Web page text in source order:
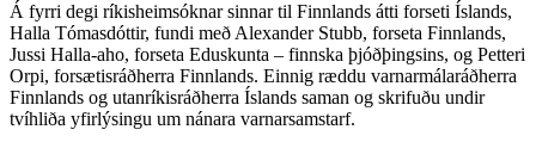
Á fyrri degi ríkisheimsóknar sinnar til Finnlands átti forseti Íslands,
Halla Tómasdóttir, fundi með Alexander Stubb, forseta Finnlands,
Jussi Halla-aho, forseta Eduskunta – finnska þjóðþingsins, og Petteri
Orpi, forsætisráðherra Finnlands. Einnig ræddu varnarmálaráðherra
Finnlands og utanríkisráðherra Íslands saman og skrifuðu undir
tvíhliða yfirlýsingu um nánara varnarsamstarf.​​​​‌ ‍ ​‍​‍‌‍ ‌ ​‍‌‍‍‌‌‍‌ ‌‍‍‌‌‍ ‍​‍​‍​ ‍‍​‍​‍‌ ​ ‌‍​‌‌‍ ‍‌‍‍‌‌ ‌​‌ ‍‌​‍ ‍‌‍‍‌‌‍ ​‍​‍​‍ ​​‍​‍‌‍‍​‌ ​‍‌‍‌‌‌‍‌‍​‍​‍​ ‍‍​‍​‍‌‍‍​‌ ‌​‌ ‌​‌ ​​‌ ​ ​‍ ​‍ ‌‍‌‍‌‍ ‌ ​‍‌ ​ ‌‍‌‌‌ ‌​‌‍‍‌​‍ ‌‌‍‍‌‌ ​ ‌‍ ​‌‍​‌‌‍ ‍‌‍‌​‌ ​ ​‍ ‍‌ ‌‍‌‍‌‌‌ ​‍‌‍​ ‌‍‌‌‌‍ ​​‍ ‍‌‍​‌‌ ​​‌ ​​​‍ ‌ ​ ‌ ‌​‌ ‌‌‌‍‌​‌‍‍‌‌‍ ​‍ ‌‍‍‌‌‍ ‍‌ ‌​‌‍‌‌‌‍ ‍‌ ‌​​‍ ‌‍‌‌‌‍‌​‌‍‍‌‌ ‌​​‍ ‌‍ ‌‌‍ ‌‍‌​‌‍‌‌​ ‌‌ ​​‌ ​‍‌‍‌‌‌ ​ ‌‍‌‌‌‍ ‍‌ ‌​‌‍​‌‌ ‌​‌‍‍‌‌‍ ‌‍ ‍​ ‍ ‌‍‍‌‌‍‌​​ ‌‌ ​ ‌​‍‌‌​‌​‌‍‍​‌​​‌‌‍‌​‌‍​ ​ ‌‌‌‌‌​‌​​ ‌‌‍​‌‌​ ‌‌‌‌‌​‍‌​ ‌​‌​ ‌​ ​ ‌‌​ ‌‌‌​‌​​ ‌​ ‌​ ‌ ​ ‍ ‌ ‌​‌ ‍‌‌ ​​‌‍‌‌​ ‌‌‍ ‍‌‍‌‌‌ ‌ ‌ ​ ​ ‍ ‌ ​​‌‍​‌‌ ‌​‌‍‍​​ ‌‌ ​​‌‍​‌‌‍‌ ‌‍‌‌‌​​‍‌ ‌‌‌‍‍‌‌‍ ​‌‍‌​‌‍‌‌‌ ​‍​‍‌‌​ ‌‌‌​​‍‌‌ ‌‍‍ ‌‍‌‌‌ ‍‌​‍‌‌​ ​ ‌​‌​​‍‌‌​ ​ ‌​‌​​‍‌‌​ ​‍​ ​‍‌ ​‍‌‍‍‌‌‍​ ‌‍‍​‌ ‌​‌‍‌‌‌ ‍​‌ ‌​​‍ ‌‌ ‌‍​ ‌​‌ ​‍‌ ‍‌​ ‌​‌‍​‍‌‍‌​​ ​​‌‍ ​‍‌‌​ ​‍​ ​‍​‍‌‌​ ‌‌‌​‌​​‍ ‍‌‍​ ‌‍ ‌‍ ‍‌ ‌​‌‍‌‌‌‍ ‍‌ ‌​​‍‌‌​ ‌‌‌​​‍‌‌ ‌‍‍ ‌‍‌‌‌ ‍‌​‍‌‌​ ​ ‌​‌​​‍‌‌​ ​ ‌​‌​​‍‌‌​ ​‍​ ​‍​ ​ ‌‍‌‍​ ​‌‌‍​‍‌‍‌‍‌‍‌‌‌‍‌‌​ ‌​​ ‍‌​ ‍‌‌‍​‍​ ‌‌​‍‌‌​ ​‍​ ​‍​‍‌‌​ ‌‌‌​‌​​‍ ‍‌‍​ ‌‍‍​‌‍‍‌‌‍ ​‌‍‌​‌ ​‍‌‍‌‌‌‍ ‍​‍‌‌​ ‌‌‌​​‍‌‌ ‌‍‍ ‌‍‌‌‌ ‍‌​‍‌‌​ ​ ‌​‌​​‍‌‌​ ​ ‌​‌​​‍‌‌​ ​‍​ ​‍‌‍​‌​ ‌ ​ ‍​​ ‍​​ ‍​‌‍​ ​ ‌​​ ‌‌‌‍​‌‌‍‌‌‌‍​‍​ ‌‍​‍‌‌​ ​‍​ ​‍​‍‌‌​ ‌‌‌​‌​​‍ ‍‌ ‌​‌‍‌‌‌ ‍​‌ ‌​​ ‌‍​‍‌‍​‌‌ ​ ‌‍‌‌‌‌‌‌‌ ​‍‌‍ ​​ ‌‌‍‍​‌ ‌​‌ ‌​‌ ​​‌ ​ ​‍‌‌​ ​‍‌​‌‍​‍‌‌​ ​‍‌​‌‍‌‍‌‍‌‍ ‌ ​‍‌ ​ ‌‍‌‌‌ ‌​‌‍‍‌​‍ ‌‌‍‍‌‌ ​ ‌‍ ​‌‍​‌‌‍ ‍‌‍‌​‌ ​ ​‍ ‍‌ ‌‍‌‍‌‌‌ ​‍‌‍​ ‌‍‌‌‌‍ ​​‍ ‍‌‍​‌‌ ​​‌ ​​​‍‌‌​ ​‍‌​‌‍‌ ​ ‌ ‌​‌ ‌‌‌‍‌​‌‍‍‌‌‍ ​‍‌‍‌‍‍‌‌‍‌​​ ‌‌ ​ ‌​‍‌‌​‌​‌‍‍​‌​​‌‌‍‌​‌‍​ ​ ‌‌‌‌‌​‌​​ ‌‌‍​‌‌​ ‌‌‌‌‌​‍‌​ ‌​‌​ ‌​ ​ ‌‌​ ‌‌‌​‌​​ ‌​ ‌​ ‌ ​‍‌‍‌ ‌​‌ ‍‌‌ ​​‌‍‌‌​ ‌‌‍ ‍‌‍‌‌‌ ‌ ‌ ​ ​‍‌‍‌ ​​‌‍​‌‌ ‌​‌‍‍​​ ‌‌ ​​‌‍​‌‌‍‌ ‌‍‌‌‌​​‍‌ ‌‌‌‍‍‌‌‍ ​‌‍‌​‌‍‌‌‌ ​‍​‍‌‌​ ‌‌‌​​‍‌‌ ‌‍‍ ‌‍‌‌‌ ‍‌​‍‌‌​ ​ ‌​‌​​‍‌‌​ ​ ‌​‌​​‍‌‌​ ​‍​ ​‍‌ ​‍‌‍‍‌‌‍​ ‌‍‍​‌ ‌​‌‍‌‌‌ ‍​‌ ‌​​‍ ‌‌ ‌‍​ ‌​‌ ​‍‌ ‍‌​ ‌​‌‍​‍‌‍‌​​ ​​‌‍ ​‍‌‌​ ​‍​ ​‍​‍‌‌​ ‌‌‌​‌​​‍ ‍‌‍​ ‌‍ ‌‍ ‍‌ ‌​‌‍‌‌‌‍ ‍‌ ‌​​‍‌‌​ ‌‌‌​​‍‌‌ ‌‍‍ ‌‍‌‌‌ ‍‌​‍‌‌​ ​ ‌​‌​​‍‌‌​ ​ ‌​‌​​‍‌‌​ ​‍​ ​‍​ ​ ‌‍‌‍​ ​‌‌‍​‍‌‍‌‍‌‍‌‌‌‍‌‌​ ‌​​ ‍‌​ ‍‌‌‍​‍​ ‌‌​‍‌‌​ ​‍​ ​‍​‍‌‌​ ‌‌‌​‌​​‍ ‍‌‍​ ‌‍‍​‌‍‍‌‌‍ ​‌‍‌​‌ ​‍‌‍‌‌‌‍ ‍​‍‌‌​ ‌‌‌​​‍‌‌ ‌‍‍ ‌‍‌‌‌ ‍‌​‍‌‌​ ​ ‌​‌​​‍‌‌​ ​ ‌​‌​​‍‌‌​ ​‍​ ​‍‌‍​‌​ ‌ ​ ‍​​ ‍​​ ‍​‌‍​ ​ ‌​​ ‌‌‌‍​‌‌‍‌‌‌‍​‍​ ‌‍​‍‌‌​ ​‍​ ​‍​‍‌‌​ ‌‌‌​‌​​‍ ‍‌ ‌​‌‍‌‌‌ ‍​‌ ‌​​‍‌‍‌ ​​‌‍‌‌‌ ​‍‌ ​ ‌ ​​‌‍‌‌‌‍​ ‌ ‌​‌‍‍‌‌ ‌‍‌‍‌‌​ ‌‌ ​​‌ ‌‌‌‍​‍‌‍ ​‌‍‍‌‌ ​ ‌‍‍​‌‍‌‌‌‍‌​​‍​‍‌ ‌